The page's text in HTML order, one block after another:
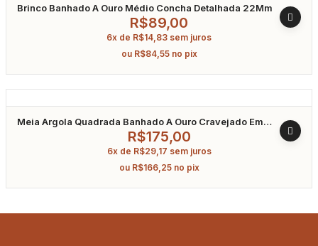
Brinco Banhado A Ouro Médio Concha Detalhada 22Mm
R$89,00
6x de R$14,83 sem juros
ou R$84,55 no pix
Meia Argola Quadrada Banhado A Ouro Cravejado Em
R$175,00
6x de R$29,17 sem juros
ou R$166,25 no pix